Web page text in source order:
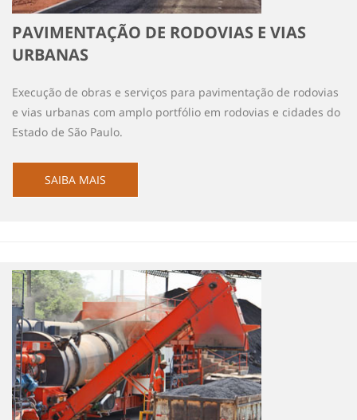
PAVIMENTAÇÃO DE RODOVIAS E VIAS
URBANAS
Execução de obras e serviços para pavimentação de rodovias
e vias urbanas com amplo portfólio em rodovias e cidades do
Estado de São Paulo.
SAIBA MAIS